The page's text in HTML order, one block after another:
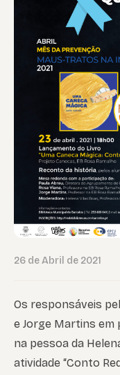
26 de Abril de 2021
Os responsáveis
e Jorge Martins em
na pessoa da
atividade “Conto